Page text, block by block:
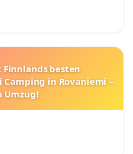
besten
Camping in Rovaniemi –
Umzug!